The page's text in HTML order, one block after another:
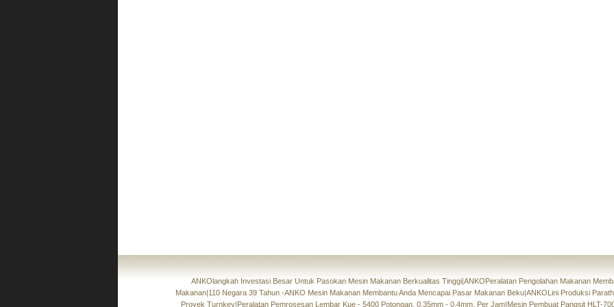
ANKOlangkah Investasi Besar Untuk Pasokan Mesin Makanan Berkualitas Tinggi|ANKOPeralatan Pengolahan Makanan
Makanan|110 Negara 39 Tahun -ANKO Mesin Makanan Membantu Anda Mencapai Pasar Makanan Beku|ANKOLini Produksi
Proyek Turnkey|Peralatan Pemrosesan Lembar Kue - 5400 Potongan, 0,35mm - 0,4mm, Per Jam|Mesin Pembuat Pangsit HLT-